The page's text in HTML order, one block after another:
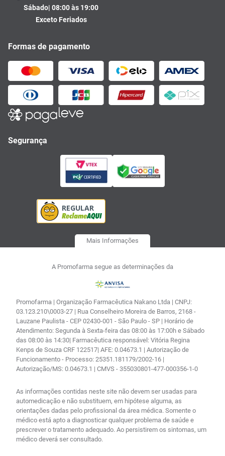
Sábado| 08:00 às 19:00
Exceto Feriados
Formas de pagamento
Segurança
Mais Informações
A Promofarma segue as determinações da
Promofarma | Organização Farmacêutica Nakano Ltda | CNPJ:
03.123.210\0003-27 | Rua Conselheiro Moreira de Barros, 2168 -
Lauzane Paulista - CEP 02430-001 - São Paulo - SP | Horário de
Atendimento: Segunda à Sexta-feira das 08:00 às 17:00h e Sábado
das 08:00 às 14:30| Farmacêutica responsável: Vitória Regina
Kenps de Souza CRF 122517| AFE: 0.04673.1 | Autorização de
Funcionamento - Processo: 25351.181179/2002-16 |
Autorização/MS: 0.04673.1 | CMVS - 355030801-477-000356-1-0
As informações contidas neste site não devem ser usadas para
automedicação e não substituem, em hipótese alguma, as
orientações dadas pelo profissional da área médica. Somente o
médico está apto a diagnosticar qualquer problema de saúde e
prescrever o tratamento adequado. Ao persistirem os sintomas, um
médico deverá ser consultado.